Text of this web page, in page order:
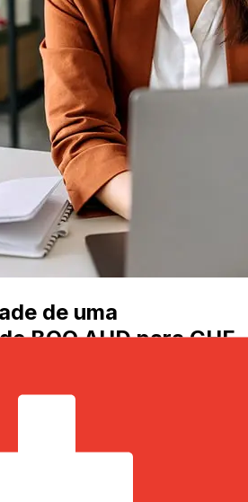
de uma
BOQ AUD para CHF
para transferências internacionais
bancárias